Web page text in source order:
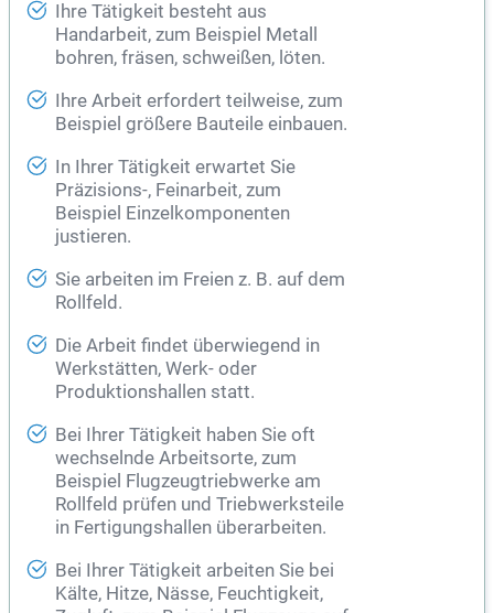
Ihre Tätigkeit besteht aus
Handarbeit, zum Beispiel Metall
bohren, fräsen, schweißen, löten.
Ihre Arbeit erfordert teilweise, zum
Beispiel größere Bauteile einbauen.
In Ihrer Tätigkeit erwartet Sie
Präzisions-, Feinarbeit, zum
Beispiel Einzelkomponenten
justieren.
Sie arbeiten im Freien z. B. auf dem
Rollfeld.
Die Arbeit findet überwiegend in
Werkstätten, Werk- oder
Produktionshallen statt.
Bei Ihrer Tätigkeit haben Sie oft
wechselnde Arbeitsorte, zum
Beispiel Flugzeugtriebwerke am
Rollfeld prüfen und Triebwerksteile
in Fertigungshallen überarbeiten.
Bei Ihrer Tätigkeit arbeiten Sie bei
Kälte, Hitze, Nässe, Feuchtigkeit,